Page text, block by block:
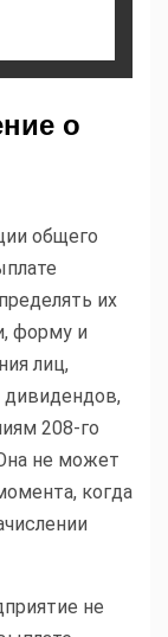
о
общего
их
форму и
лиц,
дивидендов,
208-го
не может
когда
не